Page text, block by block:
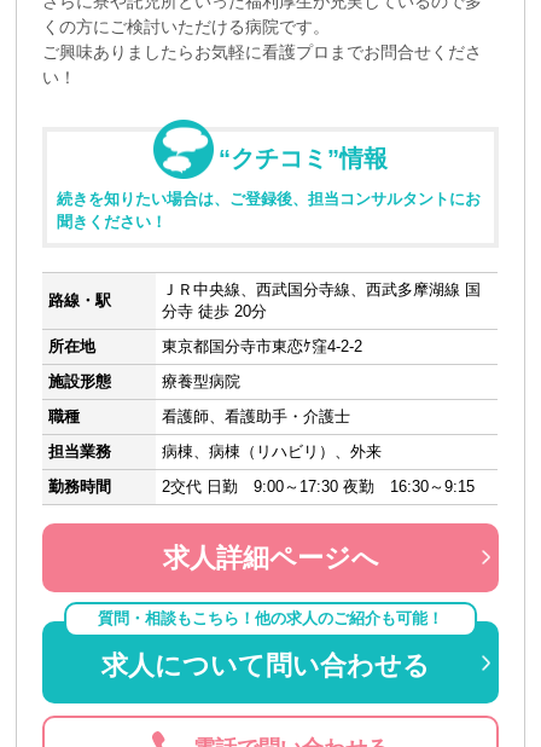
くの方にご検討いただける病院です。
ご興味ありましたらお気軽に看護プロまでお問合せくださ
い！
“クチコミ”情報
続きを知りたい場合は、ご登録後、担当コンサルタントにお
聞きください！
路線・駅
ＪＲ中央線、西武国分寺線、西武多摩湖線 国
分寺 徒歩 20分
所在地
東京都国分寺市東恋ｹ窪4-2-2
施設形態
療養型病院
職種
看護師、看護助手・介護士
担当業務
病棟、病棟（リハビリ）、外来
勤務時間
2交代 日勤 9:00～17:30 夜勤 16:30～9:15
求人詳細ページへ
質問・相談もこちら！他の求人のご紹介も可能！
求人について問い合わせる